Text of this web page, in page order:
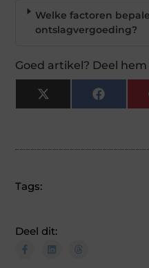
Welke factoren
ontslagvergoeding?
Goed artikel? Deel
X
(Twitter)
Tags:
Deel dit: